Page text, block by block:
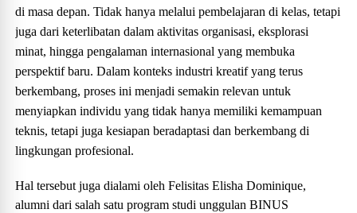
di masa depan. Tidak hanya melalui pembelajaran di kelas, tetapi
juga dari keterlibatan dalam aktivitas organisasi, eksplorasi
minat, hingga pengalaman internasional yang membuka
perspektif baru. Dalam konteks industri kreatif yang terus
berkembang, proses ini menjadi semakin relevan untuk
menyiapkan individu yang tidak hanya memiliki kemampuan
teknis, tetapi juga kesiapan beradaptasi dan berkembang di
lingkungan profesional.
Hal tersebut juga dialami oleh Felisitas Elisha Dominique,
alumni dari salah satu program studi unggulan BINUS